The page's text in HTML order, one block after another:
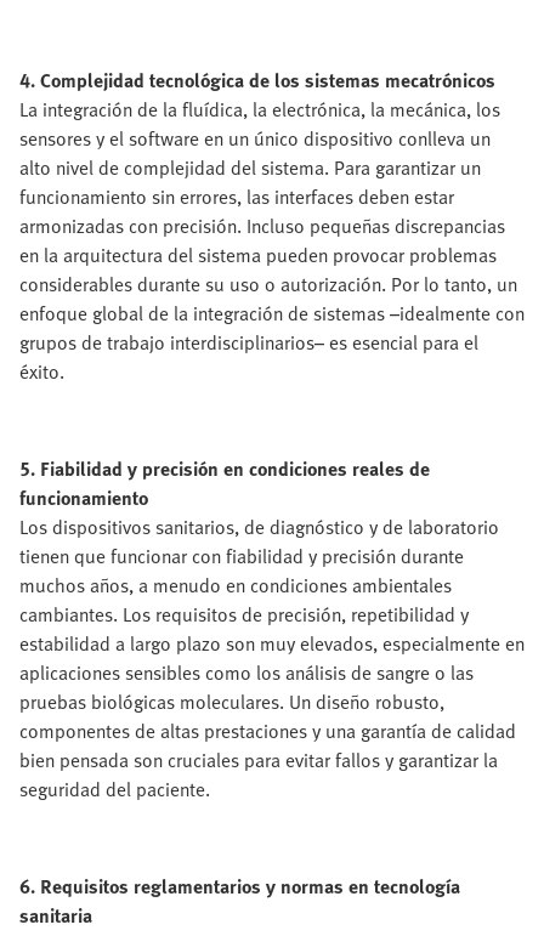
4. Complejidad tecnológica de los sistemas mecatrónicos
La integración de la fluídica, la electrónica, la mecánica, los
sensores y el software en un único dispositivo conlleva un
alto nivel de complejidad del sistema. Para garantizar un
funcionamiento sin errores, las interfaces deben estar
armonizadas con precisión. Incluso pequeñas discrepancias
en la arquitectura del sistema pueden provocar problemas
considerables durante su uso o autorización. Por lo tanto, un
enfoque global de la integración de sistemas –idealmente con
grupos de trabajo interdisciplinarios– es esencial para el
éxito.
5. Fiabilidad y precisión en condiciones reales de
funcionamiento
Los dispositivos sanitarios, de diagnóstico y de laboratorio
tienen que funcionar con fiabilidad y precisión durante
muchos años, a menudo en condiciones ambientales
cambiantes. Los requisitos de precisión, repetibilidad y
estabilidad a largo plazo son muy elevados, especialmente en
aplicaciones sensibles como los análisis de sangre o las
pruebas biológicas moleculares. Un diseño robusto,
componentes de altas prestaciones y una garantía de calidad
bien pensada son cruciales para evitar fallos y garantizar la
seguridad del paciente.
6. Requisitos reglamentarios y normas en tecnología
sanitaria